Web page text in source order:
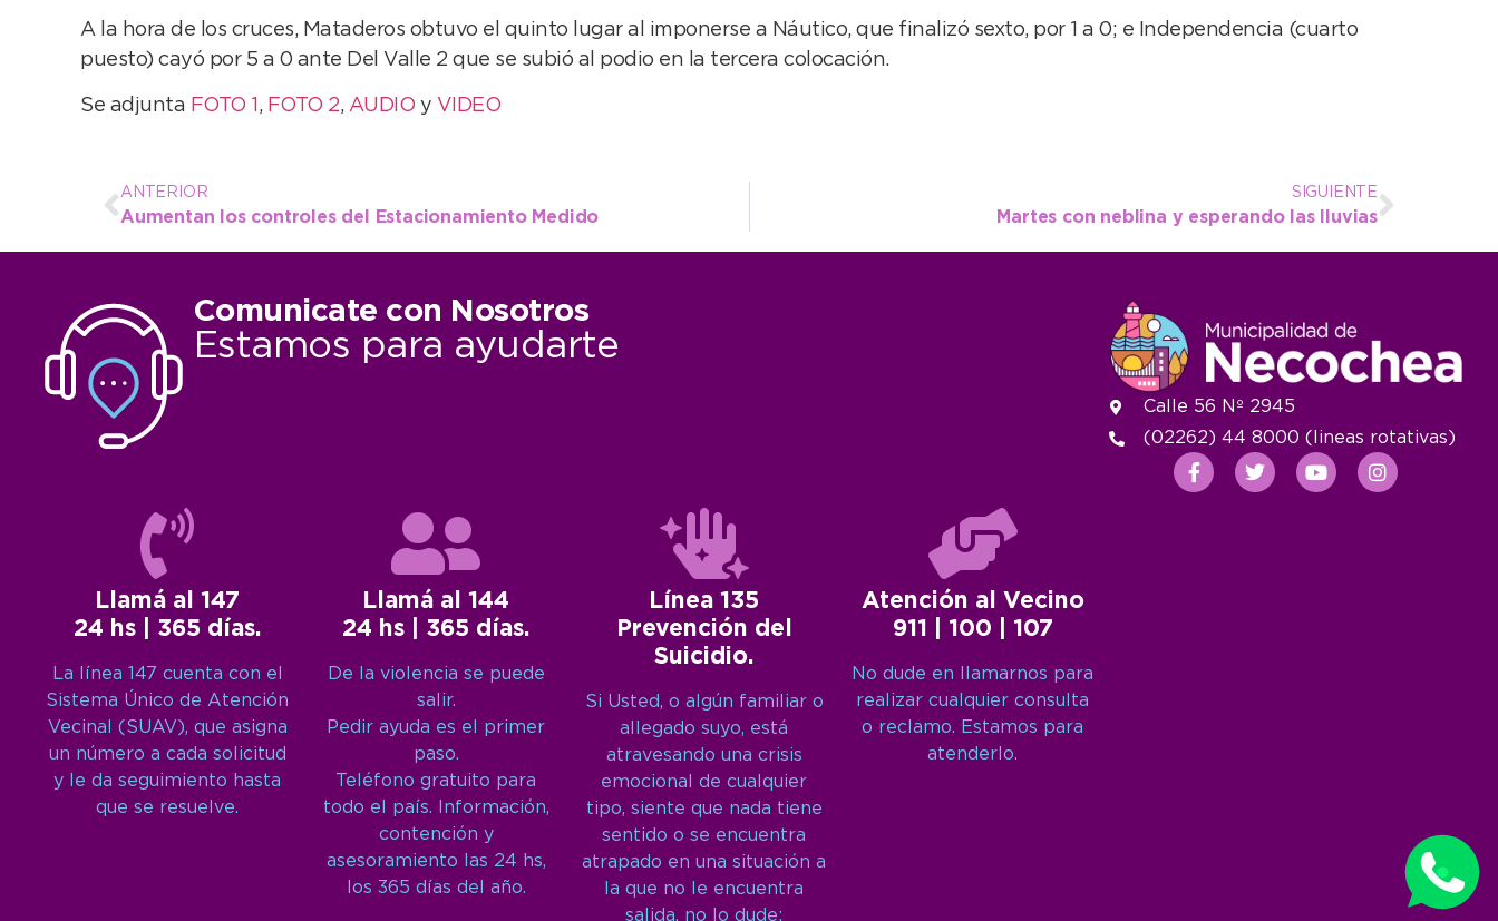
A la hora de los cruces, Mataderos obtuvo el quinto lugar al imponerse a Náutico, que finalizó sexto, por 1 a 0; e Independencia (cuarto
puesto) cayó por 5 a 0 ante Del Valle 2 que se subió al podio en la tercera colocación.
Se adjunta FOTO 1 , FOTO 2, AUDIO y VIDEO
ANTERIOR
Aumentan los controles del Estacionamiento Medido
SIGUIENTE
Martes con neblina y esperando las lluvias
Comunicate con Nosotros
Estamos para ayudarte
Llamá al 147
24 hs | 365 días.
La línea 147 cuenta con el
Sistema Único de Atención
Vecinal (SUAV), que asigna
un número a cada solicitud
y le da seguimiento hasta
que se resuelve.
Llamá al 144
24 hs | 365 días.
De la violencia se puede
salir.
Pedir ayuda es el primer
paso.
Teléfono gratuito para
todo el país. Información,
contención y
asesoramiento las 24 hs,
los 365 días del año.
Línea 135
Prevención del
Suicidio.
Si Usted, o algún familiar o
allegado suyo, está
atravesando una crisis
emocional de cualquier
tipo, siente que nada tiene
sentido o se encuentra
atrapado en una situación a
la que no le encuentra
salida, no lo dude:
Atención al Vecino
911 | 100 | 107
No dude en llamarnos para
realizar cualquier consulta
o reclamo. Estamos para
atenderlo.
Calle 56 Nº 2945
(02262) 44 8000 (lineas rotativas)